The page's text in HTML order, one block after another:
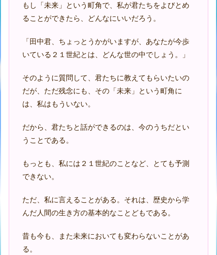
もし「未来」という町角で、私が君たちをよびとめ
ることができたら、どんなにいいだろう。
「田中君、ちょっとうかがいますが、あなたが今歩
いている２１世紀とは、どんな世の中でしょう。」
そのように質問して、君たちに教えてもらいたいの
だが、ただ残念にも、その「未来」という町角に
は、私はもういない。
だから、君たちと話ができるのは、今のうちだとい
うことである。
もっとも、私には２１世紀のことなど、とても予測
できない。
ただ、私に言えることがある。それは、歴史から学
んだ人間の生き方の基本的なことどもである。
昔も今も、また未来においても変わらないことがあ
る。